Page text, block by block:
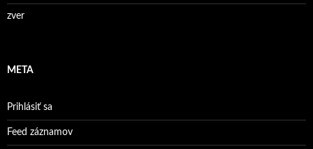
zver
META
Prihlásiť sa
Feed záznamov